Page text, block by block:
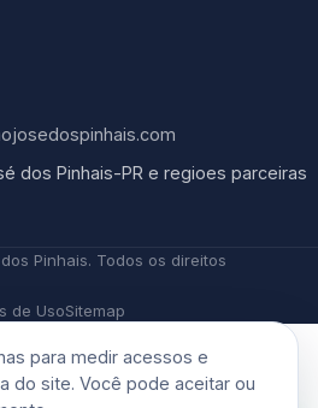
dos Pinhais-PR e regioes parceiras
Pinhais. Todos os direitos
de UsoSitemap
para medir acessos e
do site. Você pode aceitar ou